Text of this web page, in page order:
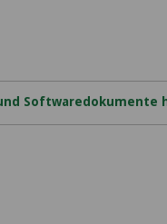
Softwaredokumente